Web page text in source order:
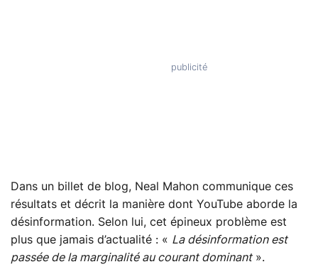
Dans un billet de blog, Neal Mahon communique ces
résultats et décrit la manière dont YouTube aborde la
désinformation. Selon lui, cet épineux problème est
plus que jamais d’actualité : « La désinformation est
passée de la marginalité au courant dominant».